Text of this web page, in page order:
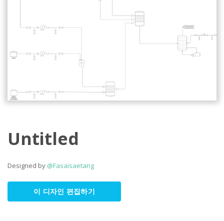
Untitled
Designed by @Fasaisaetang
이 디자인 편집하기